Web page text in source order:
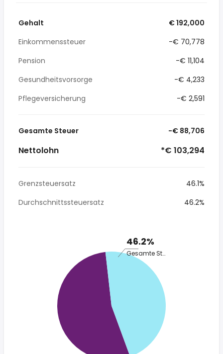
Gehalt
€ 192,000
Einkommenssteuer
-€ 70,778
Pension
-€ 11,104
Gesundheitsvorsorge
-€ 4,233
Pflegeversicherung
-€ 2,591
Gesamte Steuer -€ 88,706
Nettolohn *€ 103,294
Grenzsteuersatz
46.1%
Durchschnittssteuersatz
46.2%
46.2%
Gesamte Steuer